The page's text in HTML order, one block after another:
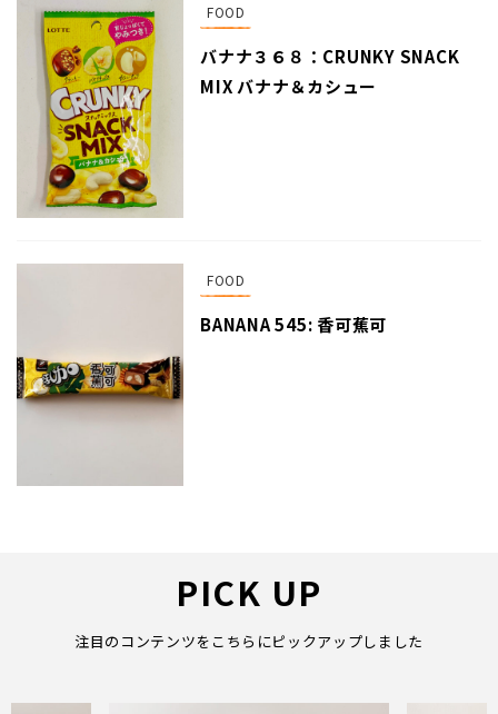
FOOD
バナナ３６８：CRUNKY SNACK
MIX バナナ＆カシュー
FOOD
BANANA 545: 香可蕉可
PICK UP
注目のコンテンツをこちらにピックアップしました